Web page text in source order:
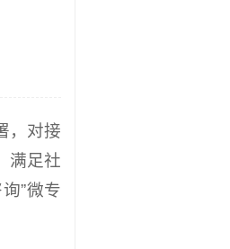
，对接
满足社
”微专